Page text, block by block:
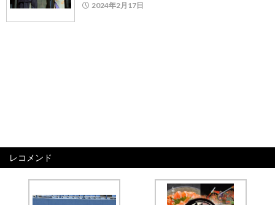
2024年2月17日
レコメンド